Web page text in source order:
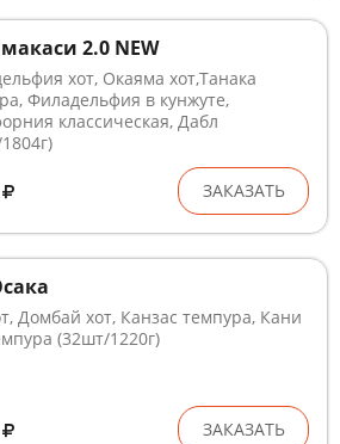
2.0 NEW
хот, Окаяма хот,Танака
Филадельфия в кунжуте,
классическая, Дабл
ЗАКАЗАТЬ
Домбай хот, Канзас темпура, Кани
(32шт/1220г)
ЗАКАЗАТЬ